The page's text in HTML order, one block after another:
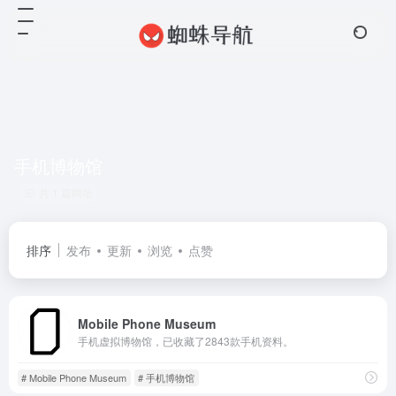
排序 发布 更新 浏览 点赞
Mobile Phone Museum
手机虚拟博物馆，已收藏了2843款手机资料。
# Mobile Phone Museum # 手机博物馆